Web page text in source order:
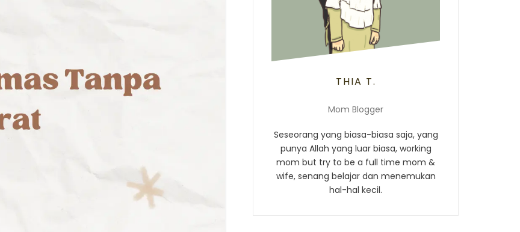
THIA T.
Mom Blogger
Seseorang yang biasa-biasa saja, yang
punya Allah yang luar biasa, working
mom but try to be a full time mom &
wife, senang belajar dan menemukan
hal-hal kecil.